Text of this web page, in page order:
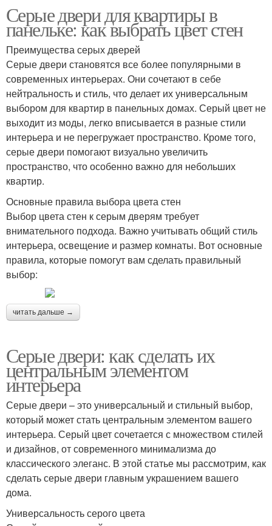
Серые двери для квартиры в
панельке: как выбрать цвет стен
Преимущества серых дверей
Серые двери становятся все более популярными в
современных интерьерах. Они сочетают в себе
нейтральность и стиль, что делает их универсальным
выбором для квартир в панельных домах. Серый цвет не
выходит из моды, легко вписывается в разные стили
интерьера и не перегружает пространство. Кроме того,
серые двери помогают визуально увеличить
пространство, что особенно важно для небольших
квартир.
Основные правила выбора цвета стен
Выбор цвета стен к серым дверям требует
внимательного подхода. Важно учитывать общий стиль
интерьера, освещение и размер комнаты. Вот основные
правила, которые помогут вам сделать правильный
выбор:
читать дальше →
Серые двери: как сделать их
центральным элементом
интерьера
Серые двери – это универсальный и стильный выбор,
который может стать центральным элементом вашего
интерьера. Серый цвет сочетается с множеством стилей
и дизайнов, от современного минимализма до
классического элеганс. В этой статье мы рассмотрим, как
сделать серые двери главным украшением вашего
дома.
Универсальность серого цвета